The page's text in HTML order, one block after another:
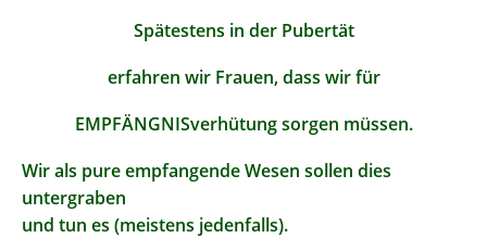
Spätestens in der Pubertät
erfahren wir Frauen, dass wir für
EMPFÄNGNISverhütung sorgen müssen.
Wir als pure empfangende Wesen sollen dies
untergraben
und tun es (meistens jedenfalls).